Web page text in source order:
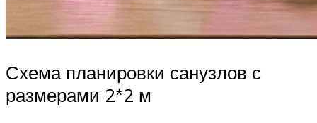
Схема планировки санузлов с
размерами 2*2 м